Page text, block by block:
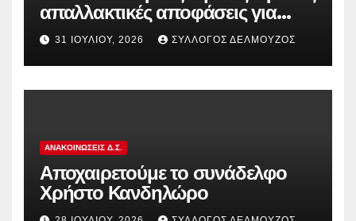
απαλλακτικές αποφάσεις για
τους διωκόμενους
εκπαιδευτικούς που συμμετείχαν
στον αγώνα ενάντια στην
αντιδραστική αξιολόγηση!
31 ΙΟΥΛΊΟΥ, 2026 ΣΎΛΛΟΓΟΣ ΔΕΛΜΟΎΖΟΣ
ΑΝΑΚΟΙΝΏΣΕΙΣ Δ.Σ.
Αποχαιρετούμε το συνάδελφο
Χρήστο Κανδηλώρο